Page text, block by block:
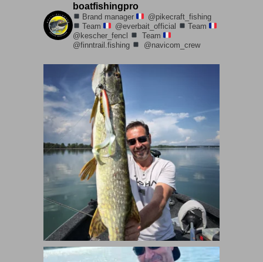
boatfishingpro
Brand manager
@pikecraft_fishing
Team
@everbait_official
Team
@kescher_fencl
Team
@finntrail.fishing
@navicom_crew